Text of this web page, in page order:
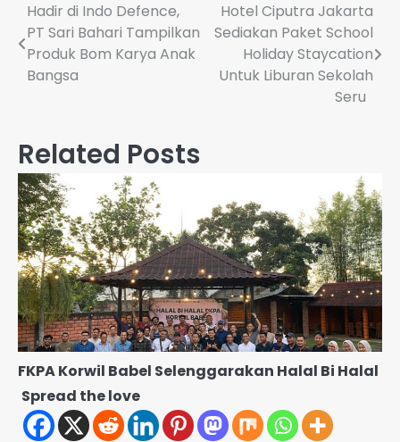
Navigasi
pos
Hadir di Indo Defence,
PT Sari Bahari Tampilkan
Produk Bom Karya Anak
Bangsa
Hotel Ciputra Jakarta
Sediakan Paket School
Holiday Staycation
Untuk Liburan Sekolah
Seru
Related Posts
FKPA Korwil Babel Selenggarakan Halal Bi Halal
Spread the love